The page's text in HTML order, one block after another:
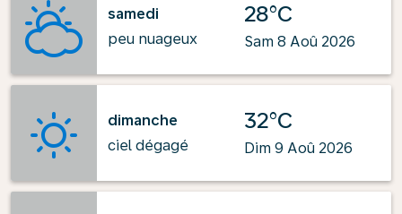
samedi
peu nuageux
28°C
Sam 8 Aoû 2026
dimanche
ciel dégagé
32°C
Dim 9 Aoû 2026